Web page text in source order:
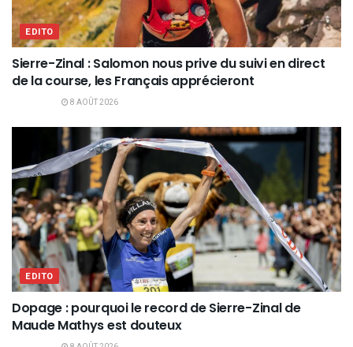
EDITO
Sierre-Zinal : Salomon nous prive du suivi en direct
de la course, les Français apprécieront
8 AOÛT 2026
EDITO
Dopage : pourquoi le record de Sierre-Zinal de
Maude Mathys est douteux